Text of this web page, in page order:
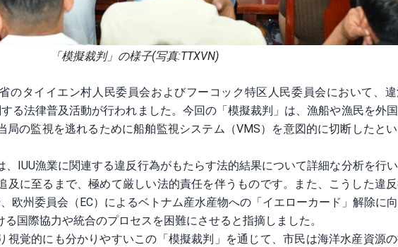
「模擬裁判」の様子(写真:TTXVN)
のタイイエン村人民委員会およびフーコック特区人民委員会において、
る法律普及活動が行われました。今回の「模擬裁判」は、漁船や漁民を外
局の監視を逃れるために船舶監視システム（VMS）を意図的に切断したと
IUU漁業に関連する違反行為がもたらす法的結果について詳細な分析を行
及に至るまで、極めて厳しい法的責任を伴うものです。また、こうした違
欧州委員会（EC）によるベトナム産水産物への「イエローカード」解除に
国際協力や統合のプロセスを困難にさせると指摘しました。
視覚的にも分かりやすいこの「模擬裁判」を通じて、市民は海洋水産資源